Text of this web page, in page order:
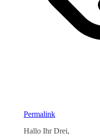
Permalink
Hallo Ihr Drei,